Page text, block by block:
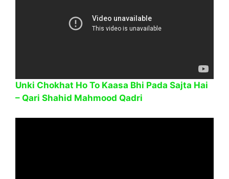
Unki Chokhat Ho To Kaasa Bhi Pada Sajta Hai
– Qari Shahid Mahmood Qadri